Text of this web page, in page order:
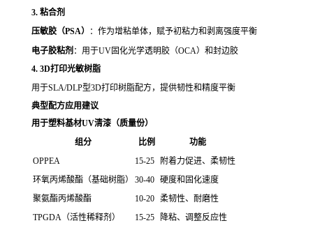
3. 粘合剂
压敏胶（PSA）
：作为增粘单体，赋予初粘力和剥离强度平衡
电子胶粘剂 ：用于UV固化光学透明胶（OCA）和封边胶
4. 3D打印光敏树脂
用于SLA/DLP型3D打印树脂配方，提供韧性和精度平衡
典型配方应用建议
用于塑料基材UV清漆（质量份）
组分
比例
功能
OPPEA
15-25
附着力促进、柔韧性
环氧丙烯酸酯（基础树脂）
30-40 硬度和固化速度
聚氨酯丙烯酸酯
10-20 柔韧性、耐磨性
TPGDA（活性稀释剂）
15-25
降粘、调整反应性